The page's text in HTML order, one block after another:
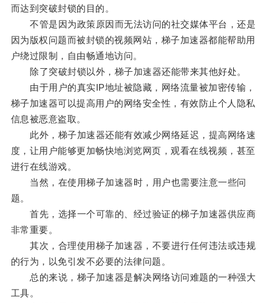
而达到突破封锁的目的。
不管是因为政策原因而无法访问的社交媒体平台，还是
因为版权问题而被封锁的视频网站，梯子加速器都能帮助用
户绕过限制，自由畅通地访问。
除了突破封锁以外，梯子加速器还能带来其他好处。
由于用户的真实IP地址被隐藏，网络流量被加密传输，
梯子加速器可以提高用户的网络安全性，有效防止个人隐私
信息被恶意盗取。
此外，梯子加速器还能有效减少网络延迟，提高网络速
度，让用户能够更加畅快地浏览网页，观看在线视频，甚至
进行在线游戏。
当然，在使用梯子加速器时，用户也需要注意一些问
题。
首先，选择一个可靠的、经过验证的梯子加速器供应商
非常重要。
其次，合理使用梯子加速器，不要进行任何违法或违规
的行为，以免引发不必要的法律问题。
总的来说，梯子加速器是解决网络访问难题的一种强大
工具。